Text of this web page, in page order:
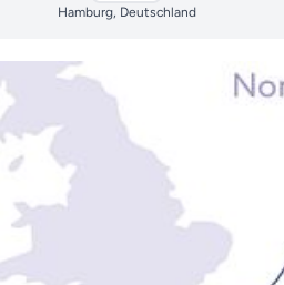
Hamburg, Deutschland